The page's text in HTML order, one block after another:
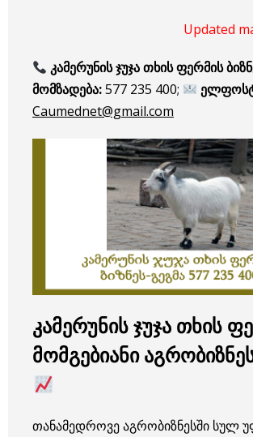
Updated
კამერუნის ჯუჯა თხის ფერმის
მომზადება:577 235 400;
Caumednet@gmail.com
კამერუნის ჯუჯა თხის
მომგებიანი
თანამედროვე აგრობიზნესში სულ